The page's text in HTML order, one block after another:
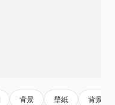
背景 壁紙 背景背